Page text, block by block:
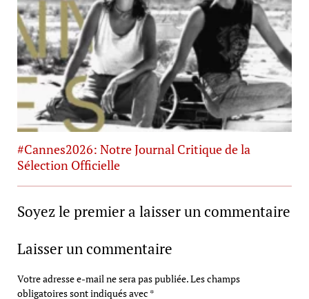
#Cannes2026: Notre Journal Critique de la
Sélection Officielle
Soyez le premier a laisser un commentaire
Laisser un commentaire
Votre adresse e-mail ne sera pas publiée.Les champs
obligatoires sont indiqués avec *